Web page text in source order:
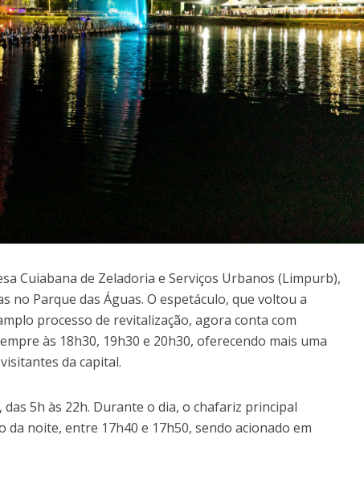
Cuiabana de Zeladoria e Serviços Urbanos (Limpurb),
no Parque das Águas. O espetáculo, que voltou a
processo de revitalização, agora conta com
às 18h30, 19h30 e 20h30, oferecendo mais uma
da capital.
5h às 22h. Durante o dia, o chafariz principal
da noite, entre 17h40 e 17h50, sendo acionado em